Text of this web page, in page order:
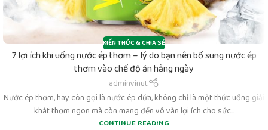
KIẾN THỨC & CHIA SẺ
7 lợi ích khi uống nước ép thơm – lý do bạn nên bổ sung nước ép
thơm vào chế độ ăn hằng ngày
adminvinut
Nước ép thơm, hay còn gọi là nước ép dứa, không chỉ là một thức uống giải
khát thơm ngon mà còn mang đến vô vàn lợi ích cho sức...
CONTINUE READING